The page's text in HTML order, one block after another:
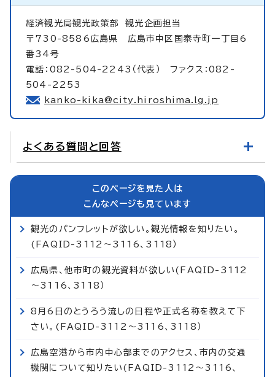
経済観光局観光政策部観光企画担当
〒730-8586広島県 広島市中区国泰寺町一丁目6
番34号
電話：082-504-2243（代表） ファクス：082-
504-2253
kanko-kika@city.hiroshima.lg.jp
よくある質問と回答
このページを見た人は
こんなページも見ています
観光のパンフレットが欲しい。観光情報を知りたい。
(FAQID-3112～3116、3118）
広島県、他市町の観光資料が欲しい(FAQID-3112
～3116、3118）
8月6日のとうろう流しの日程や正式名称を教えて下
さい。(FAQID-3112～3116、3118）
広島空港から市内中心部までのアクセス、市内の交通
機関について知りたい(FAQID-3112～3116、